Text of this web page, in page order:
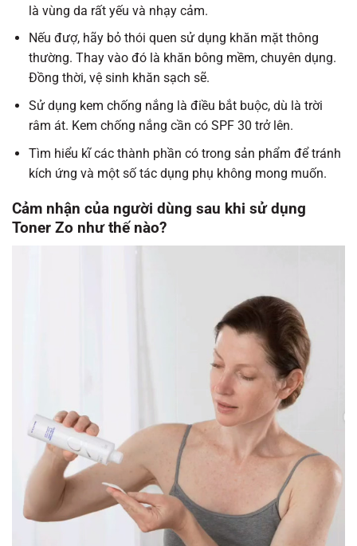
là vùng da rất yếu và nhạy cảm.
Nếu đượ, hãy bỏ thói quen sử dụng khăn mặt thông
thường. Thay vào đó là khăn bông mềm, chuyên dụng.
Đồng thời, vệ sinh khăn sạch sẽ.
Sử dụng kem chống nắng là điều bắt buộc, dù là trời
râm át. Kem chống nắng cần có SPF 30 trở lên.
Tìm hiểu kĩ các thành phần có trong sản phẩm để tránh
kích ứng và một số tác dụng phụ không mong muốn.
Cảm nhận của người dùng sau khi sử dụng
Toner Zo như thế nào?